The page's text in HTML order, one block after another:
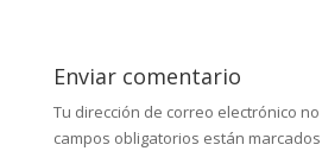
Enviar comentario
Tu dirección de correo electrónico
campos obligatorios están